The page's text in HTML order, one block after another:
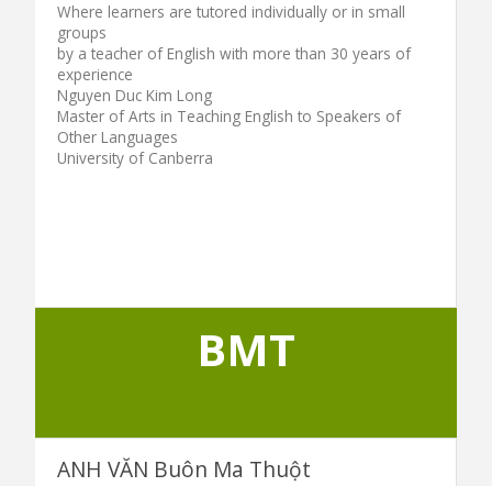
Where learners are tutored individually or in small
groups
by a teacher of English with more than 30 years of
experience
Nguyen Duc Kim Long
Master of Arts in Teaching English to Speakers of
Other Languages
University of Canberra
BMT
ANH VĂN Buôn Ma Thuột